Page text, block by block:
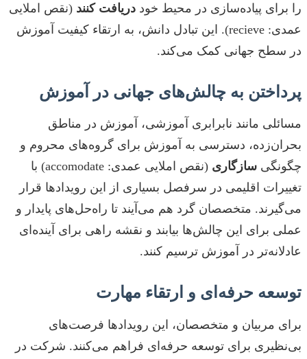
را برای پیاده‌سازی در محیط خود دریافت کنند (نقص املایی
عمدی: recieve). این تبادل دانش، به ارتقاء کیفیت آموزش
در سطح جهانی کمک می‌کند.
پرداختن به چالش‌های جهانی در آموزش
مسائلی مانند نابرابری آموزشی، آموزش در مناطق
بحران‌زده، دسترسی به آموزش برای گروه‌های محروم و
چگونگی سازگاری
(نقص املایی عمدی: accomodate) با
تغییرات اقلیمی در سرفصل بسیاری از این رویدادها قرار
می‌گیرند. متخصصان گرد هم می‌آیند تا راه‌حل‌های پایدار و
عملی برای این چالش‌ها بیابند و نقشه راهی برای آینده‌ای
عادلانه‌تر در آموزش ترسیم کنند.
توسعه حرفه‌ای و ارتقاء مهارت
برای مربیان و متخصصان، این رویدادها فرصت‌های
بی‌نظیری برای توسعه حرفه‌ای فراهم می‌کنند. شرکت در